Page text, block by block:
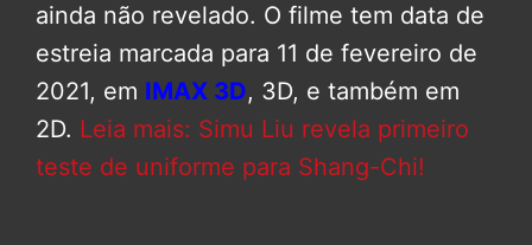
ainda não revelado. O filme tem data de
estreia marcada para 11 de fevereiro de
2021, em IMAX 3D, 3D, e também em
2D. Leia mais: Simu Liu revela primeiro
teste de uniforme para Shang-Chi!